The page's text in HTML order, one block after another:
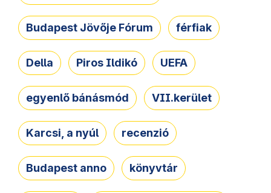
Budapest Jövője Fórum férfiak
Della Piros Ildikó UEFA
egyenlő bánásmód VII.kerület
Karcsi, a nyúl recenzió
Budapest anno könyvtár